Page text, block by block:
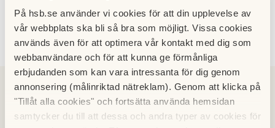
På hsb.se använder vi cookies för att din upplevelse av
vår webbplats ska bli så bra som möjligt. Vissa cookies
används även för att optimera vår kontakt med dig som
webbanvändare och för att kunna ge förmånliga
erbjudanden som kan vara intressanta för dig genom
annonsering (målinriktad nätreklam). Genom att klicka på
"Tillåt alla cookies" och fortsätta använda hemsidan
samtycker du till att dessa och andra typer av cookies för
Kontakt
Malin Eriksson